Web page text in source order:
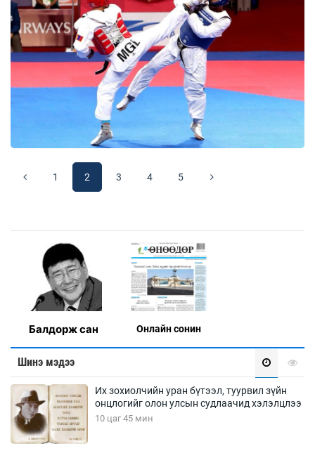
1 2 3 4 5
Балдорж сан Онлaйн сонин
Шинэ мэдээ
Их зохиолчийн уран бүтээл, туурвил зүйн
онцлогийг олон улсын судлаачид хэлэлцлээ
10 цаг 45 мин